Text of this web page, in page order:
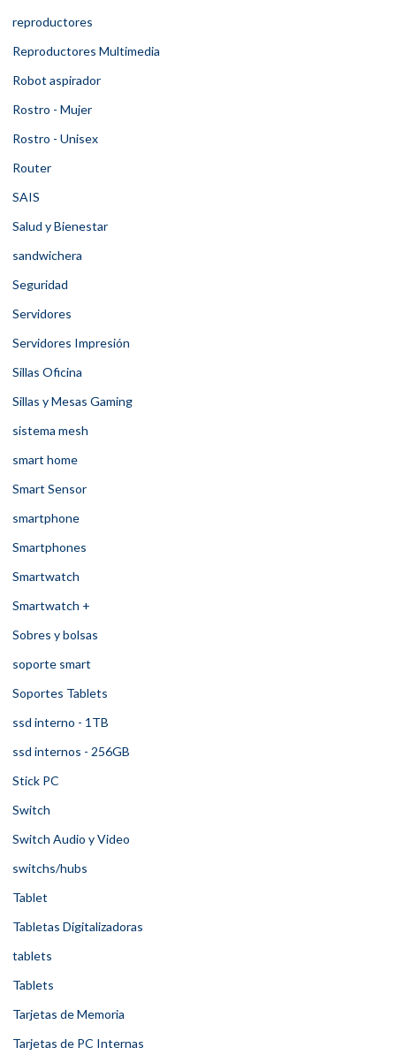
reproductores
Reproductores Multimedia
Robot aspirador
Rostro - Mujer
Rostro - Unisex
Router
SAIS
Salud y Bienestar
sandwichera
Seguridad
Servidores
Servidores Impresión
Sillas Oficina
Sillas y Mesas Gaming
sistema mesh
smart home
Smart Sensor
smartphone
Smartphones
Smartwatch
Smartwatch +
Sobres y bolsas
soporte smart
Soportes Tablets
ssd interno - 1TB
ssd internos - 256GB
Stick PC
Switch
Switch Audio y Video
switchs/hubs
Tablet
Tabletas Digitalizadoras
tablets
Tablets
Tarjetas de Memoria
Tarjetas de PC Internas